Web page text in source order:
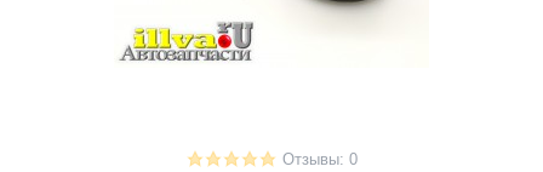
Отзывы: 0